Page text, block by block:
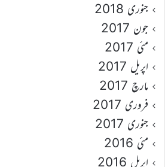
جنوری 2018
جون 2017
مئی 2017
اپریل 2017
مارچ 2017
فروری 2017
جنوری 2017
مئی 2016
اپریل 2016